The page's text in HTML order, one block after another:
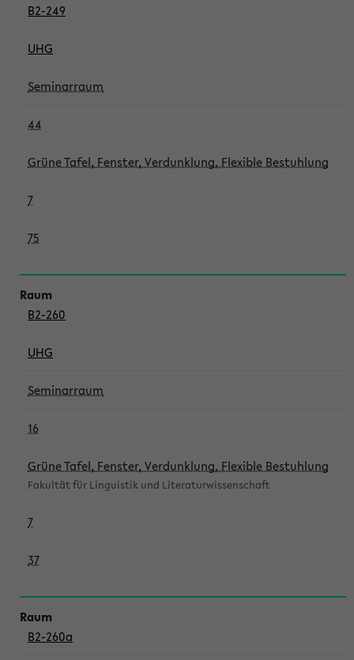
B2-249
UHG
Seminarraum
44
Grüne Tafel, Fenster, Verdunklung, Flexible Bestuhlung
7
75
B2-260
UHG
Seminarraum
16
Grüne Tafel, Fenster, Verdunklung, Flexible Bestuhlung
Fakultät für Linguistik und Literaturwissenschaft
7
37
B2-260a